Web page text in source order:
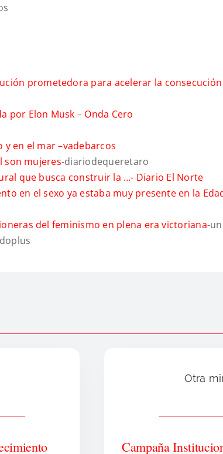
prometedora para acelerar la
por Elon Musk – Onda Cero
y en el mar –vadebarcos
son mujeres-diariodequeretaro
que busca construir la …- Diario El Norte
en el sexo ya estaba muy presente en la
del feminismo en plena era victoriana-
Otra
Campaña